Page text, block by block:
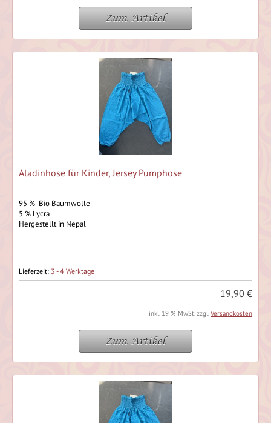
Zum Artikel
Aladinhose für Kinder, Jersey Pumphose
95 % Bio Baumwolle
5 % Lycra
Hergestellt in Nepal
Lieferzeit: 3 - 4 Werktage
19,90 €
inkl. 19 % MwSt. zzgl.Versandkosten
Zum Artikel